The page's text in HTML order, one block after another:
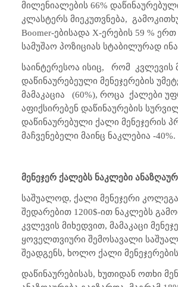
მილენიალების 66%
კლასტერს მიეკუთვნება,
Boomer-ებისადა X-ერების 59 %
სამუშაო პოზიციას სტაბილურად
საინტერესოა ისიც, რომ
კვლევის
დაწინაურებეული მენეჯერების
მამაკაცია
(60%), როცა
ქალები
აფიქსირებენ დაწინაურების
დაწინაურებული ქალი მენეჯერის
მაჩვენებელი მაინც ნაკლებია -40%.
მენეჯერ ქალებს ნაკლები
საშუალოდ, ქალი მენეჯერი კოლეგა
შედარებით 1200$-ით ნაკლებს
კვლევის მიხედვით, მამაკაცი
ყოველთვიური შემოსავალი
შეადგენს, ხოლო ქალი მენეჯერების
დაწინაურებისას, ხუთიდან ოთხი